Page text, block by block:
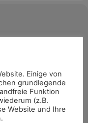
– ob Anfänger
geben, gern auch
Einige von
grundlegende
Funktion
(z.B.
Website und Ihre